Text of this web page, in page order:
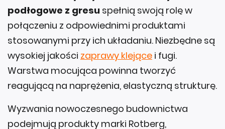
podłogowe z gresu spełnią swoją rolę w
połączeniu z odpowiednimi produktami
stosowanymi przy ich układaniu. Niezbędne są
wysokiej jakości zaprawy klejące i fugi.
Warstwa mocująca powinna tworzyć
reagującą na naprężenia, elastyczną strukturę.
Wyzwania nowoczesnego budownictwa
podejmują produkty marki Rotberg,